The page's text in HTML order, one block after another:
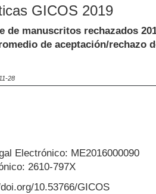
GICOS 2019
de manuscritos rechazados
de aceptación/rechazo
28
Electrónico: ME2016000090
2610-797X
10.53766/GICOS